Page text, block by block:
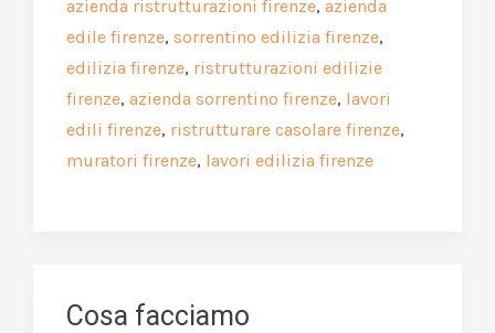
azienda ristrutturazioni firenze, azienda
edile firenze, sorrentino edilizia firenze,
edilizia firenze, ristrutturazioni edilizie
firenze, azienda sorrentino firenze, lavori
edili firenze, ristrutturare casolare firenze,
muratori firenze, lavori edilizia firenze
Cosa facciamo